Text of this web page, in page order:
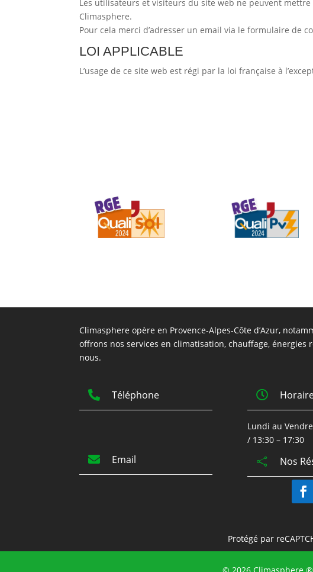
Les utilisateurs et visiteurs du site web ne peuvent
Climasphere.
Pour cela merci d’adresser un email via le formulaire de
LOI APPLICABLE
L’usage de ce site web est régi par la loi française à
Climasphere opère en Provence-Alpes-Côte d’Azur,
offrons nos services en climatisation, chauffage,
nous.
 Téléphone
 Email

Lundi au
/ 13:30 – 17:30
 Nos
Protégé par